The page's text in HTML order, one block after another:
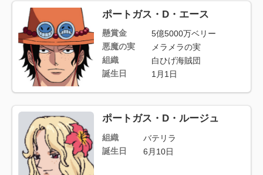
ポートガス・D・エース
懸賞金
5億5000万ベリー
悪魔の実
メラメラの実
組織
白ひげ海賊団
誕生日
1月1日
ポートガス・D・ルージュ
組織
バテリラ
誕生日
6月10日